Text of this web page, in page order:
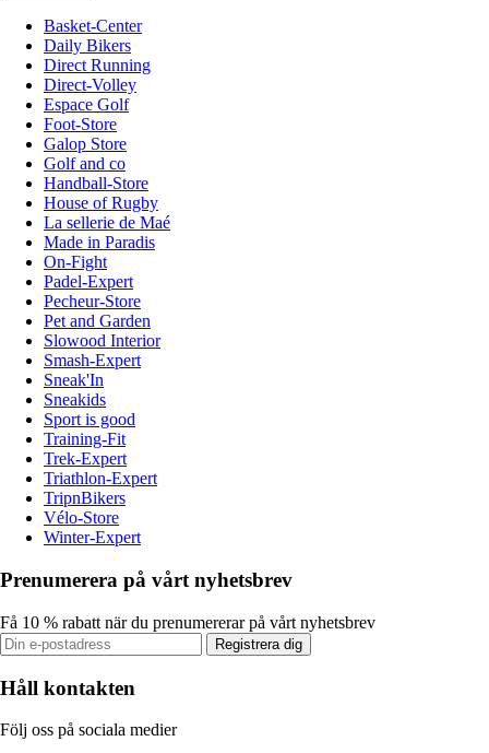
Basket-Center
Daily Bikers
Direct Running
Direct-Volley
Espace Golf
Foot-Store
Galop Store
Golf and co
Handball-Store
House of Rugby
La sellerie de Maé
Made in Paradis
On-Fight
Padel-Expert
Pecheur-Store
Pet and Garden
Slowood Interior
Smash-Expert
Sneak'In
Sneakids
Sport is good
Training-Fit
Trek-Expert
Triathlon-Expert
TripnBikers
Vélo-Store
Winter-Expert
Prenumerera på vårt nyhetsbrev
Få 10 % rabatt när du prenumererar på vårt nyhetsbrev
Registrera dig
Håll kontakten
Följ oss på sociala medier